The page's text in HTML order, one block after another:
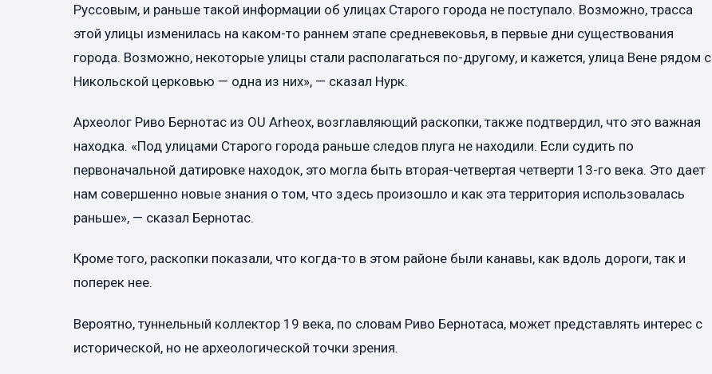
Руссовым, и раньше такой информации об улицах Старого города не поступало. Возможно, трасса
этой улицы изменилась на каком-то раннем этапе средневековья, в первые дни существования
города. Возможно, некоторые улицы стали располагаться по-другому, и кажется, улица Вене рядом с
Никольской церковью — одна из них», — сказал Нурк.
Археолог Риво Бернотас из OU Arheox, возглавляющий раскопки, также подтвердил, что это важная
находка. «Под улицами Старого города раньше следов плуга не находили. Если судить по
первоначальной датировке находок, это могла быть вторая-четвертая четверти 13-го века. Это дает
нам совершенно новые знания о том, что здесь произошло и как эта территория использовалась
раньше», — сказал Бернотас.
Кроме того, раскопки показали, что когда-то в этом районе были канавы, как вдоль дороги, так и
поперек нее.
Вероятно, туннельный коллектор 19 века, по словам Риво Бернотаса, может представлять интерес с
исторической, но не археологической точки зрения.